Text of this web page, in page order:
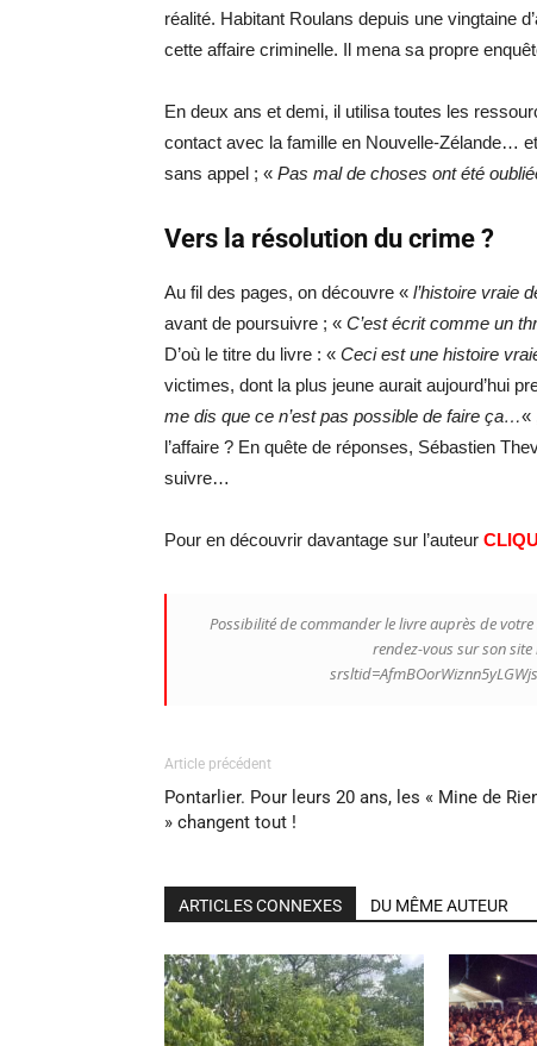
réalité. Habitant Roulans depuis une vingtaine
cette affaire criminelle. Il mena sa propre
En deux ans et demi, il utilisa toutes les
contact avec la famille en Nouvelle-Zélande…
sans appel ; « Pas mal de choses ont été
Vers la résolution du crime ?
Au fil des pages, on découvre « l’histoire vraie
avant de poursuivre ; « C’est écrit comme un
D’où le titre du livre : « Ceci est une histoire
victimes, dont la plus jeune aurait aujourd’hui
me dis que ce n’est pas possible de faire ça…«
l’affaire ? En quête de réponses, Sébastien
suivre…
Pour en découvrir davantage sur l’auteur
Possibilité de commander le livre auprès de
rendez-vous sur son
Article précédent
Pontarlier. Pour leurs 20 ans, les « Mine de
» changent tout !
ARTICLES CONNEXES DU MÊME AUTEUR